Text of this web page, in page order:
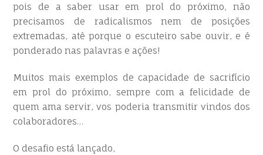
pois de a saber usar em prol do próximo, não
precisamos de radicalismos nem de posições
extremadas, até porque o escuteiro sabe ouvir, e é
ponderado nas palavras e ações!
Muitos mais exemplos de capacidade de sacrifício
em prol do próximo, sempre com a felicidade de
quem ama servir, vos poderia transmitir vindos dos
colaboradores…
O desafio está lançado,